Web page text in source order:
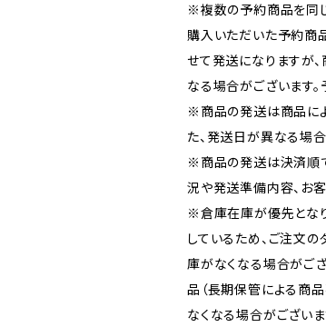
※複数の予約商品を同
購入いただいた予約商
せて発送になりますが
なる場合がございます。
※商品の発送は商品に
た、発送日が異なる場合
※商品の発送は決済順
況や発送準備内容、お
※倉庫在庫が優先とな
しているため、ご注文
庫がなくなる場合がご
品（長期保管による商
なくなる場合がございま